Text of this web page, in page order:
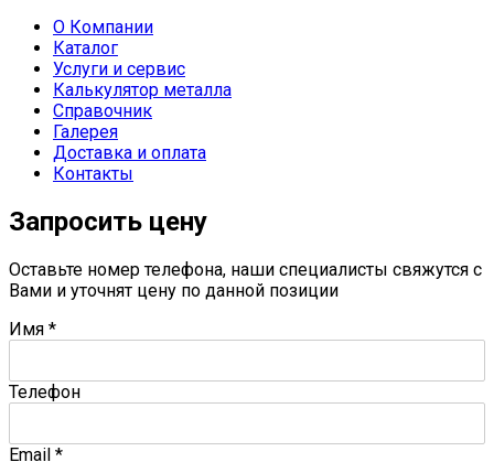
О Компании
Каталог
Услуги и сервис
Калькулятор металла
Справочник
Галерея
Доставка и оплата
Контакты
Запросить цену
Оставьте номер телефона, наши специалисты свяжутся с
Вами и уточнят цену по данной позиции
Имя *
Телефон
Email *